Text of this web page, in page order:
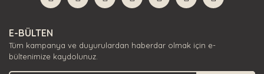
Yorum Yaz
Ürün açıklamasında eksik bilgiler bulunuyor.
Ürün bilgilerinde hatalar bulunuyor.
Ürün fiyatı diğer sitelerden daha pahalı.
E-BÜLTEN
Tüm kampanya ve duyurulardan haberdar olmak için e-
bültenimize kaydolunuz.